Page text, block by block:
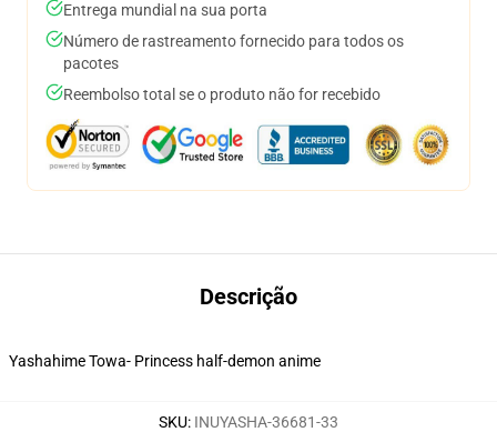
Entrega mundial na sua porta
Número de rastreamento fornecido para todos os
pacotes
Reembolso total se o produto não for recebido
Descrição
Yashahime Towa- Princess half-demon anime
SKU: INUYASHA-36681-33